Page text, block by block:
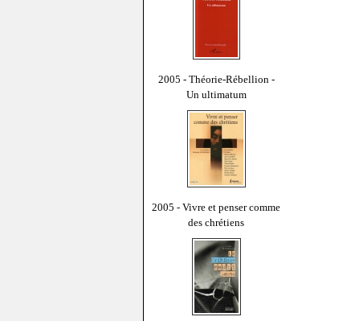
2005 - Théorie-Rébellion -
Un ultimatum
2005 - Vivre et penser comme
des chrétiens